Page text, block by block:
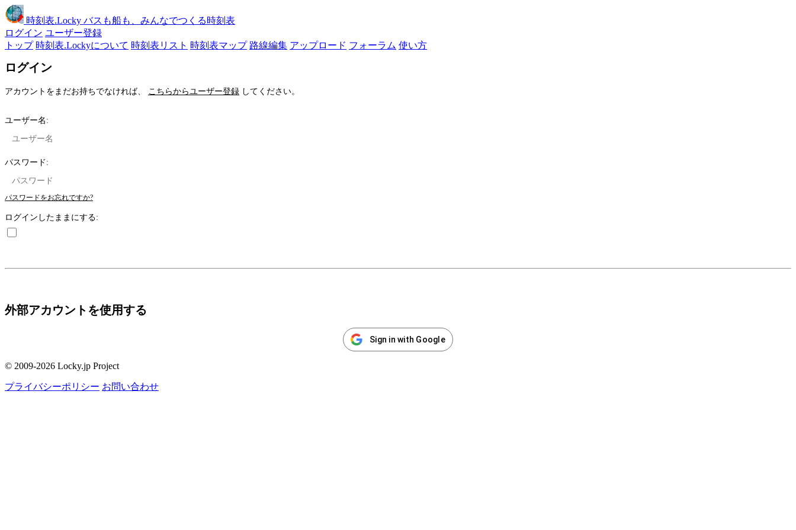
時刻表.Locky バスも船も、みんなでつくる時刻表
ログイン ユーザー登録
トップ 時刻表.Lockyについて 時刻表リスト 時刻表マップ 路線編集 アップロード フォーラム 使い方
ログイン
アカウントをまだお持ちでなければ、 こちらからユーザー登録 してください。
ユーザー名:
パスワード:
パスワードをお忘れですか?
ログインしたままにする:
外部アカウントを使用する
Sign in with Google
© 2009-2026 Locky.jp Project
プライバシーポリシー お問い合わせ